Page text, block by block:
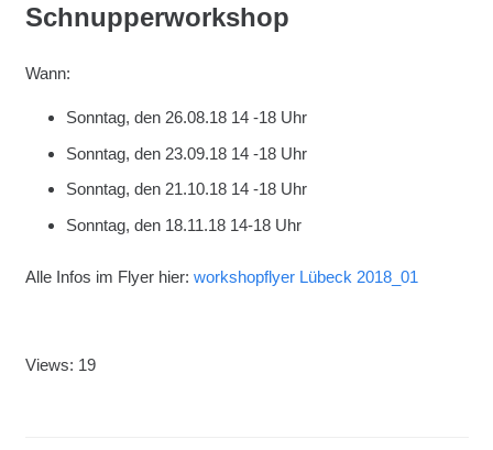
Schnupperworkshop
Wann:
Sonntag, den 26.08.18 14 -18 Uhr
Sonntag, den 23.09.18 14 -18 Uhr
Sonntag, den 21.10.18 14 -18 Uhr
Sonntag, den 18.11.18 14-18 Uhr
Alle Infos im Flyer hier: workshopflyer Lübeck 2018_01
Views: 19